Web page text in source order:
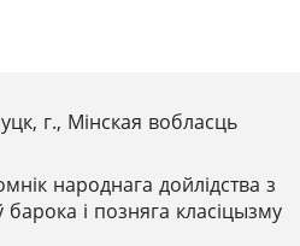
г., Мінская вобласць
народнага дойлідства з
барока і позняга класіцызму